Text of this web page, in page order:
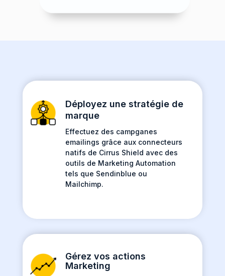
Déployez une stratégie de
marque
Effectuez des campganes
emailings grâce aux connecteurs
natifs de Cirrus Shield avec des
outils de Marketing Automation
tels que Sendinblue ou
Mailchimp.
Gérez vos actions
Marketing